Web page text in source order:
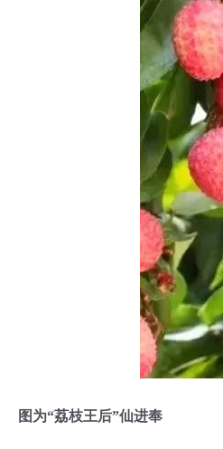
图为“荔枝王后”仙进奉